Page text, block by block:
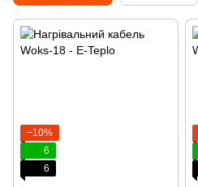
−10%
6
6